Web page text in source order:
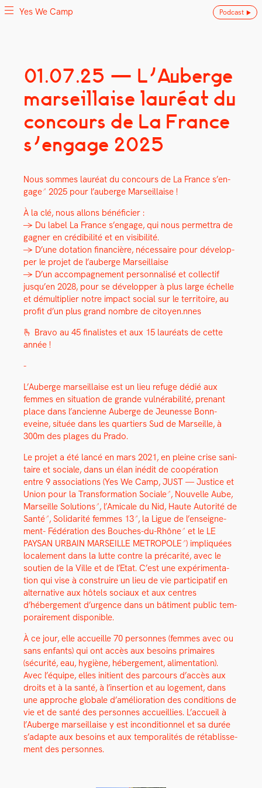
content
Yes We Camp
Utilisation inventive des espaces disponibles
01.07.25 — L’Auberge
marseillaise lauréat du
concours de La France
s’engage 2025
Nous sommes lau­réat du con­cours de La France s’en­
gage 2025 pour l’auberge Mar­seil­laise !
À la clé, nous allons béné­fici­er :
→ Du label La France s’engage, qui nous per­me­t­tra de
gag­n­er en crédi­bil­ité et en vis­i­bil­ité.
→ D’une dota­tion finan­cière, néces­saire pour dévelop­
per le pro­jet de l’auberge Mar­seil­laise
→ D’un accom­pa­g­ne­ment per­son­nal­isé et col­lec­tif
jusqu’en 2028, pour se dévelop­per à plus large échelle
et démul­ti­pli­er notre impact social sur le ter­ri­toire, au
prof­it d’un plus grand nom­bre de citoyen.nnes
🫰 Bra­vo au 45 final­istes et aux 15 lau­réats de cette
année !
-
L’Auberge mar­seil­laise est un lieu refuge dédié aux
femmes en sit­u­a­tion de grande vul­néra­bil­ité, prenant
place dans l’ancienne Auberge de Jeunesse Bon­n­
eveine, située dans les quartiers Sud de Mar­seille, à
300m des plages du Pra­do.
Le pro­jet a été lancé en mars 2021, en pleine crise san­i­
taire et sociale, dans un élan inédit de coopéra­tion
entre 9 asso­ci­a­tions (Yes We Camp, JUST — Jus­tice et
Union pour la Trans­for­ma­tion Sociale , Nou­velle Aube,
Mar­seille Solu­tions , l’Amicale du Nid, Haute Autorité de
San­té , Sol­i­dar­ité femmes 13 , la Ligue de l’en­seigne­
ment- Fédéra­tion des Bouch­es-du-Rhône et le LE
PAYSAN URBAIN MARSEILLE METROPOLE ) impliquées
locale­ment dans la lutte con­tre la pré­car­ité, avec le
sou­tien de la Ville et de l’Etat. C’est une expéri­men­ta­
tion qui vise à con­stru­ire un lieu de vie par­tic­i­patif en
alter­na­tive aux hôtels soci­aux et aux cen­tres
d’hébergement d’urgence dans un bâti­ment pub­lic tem­
po­raire­ment disponible.
À ce jour, elle accueille 70 per­son­nes (femmes avec ou
sans enfants) qui ont accès aux besoins pri­maires
(sécu­rité, eau, hygiène, héberge­ment, ali­men­ta­tion).
Avec l’équipe, elles ini­tient des par­cours d’accès aux
droits et à la san­té, à l’insertion et au loge­ment, dans
une approche glob­ale d’amélioration des con­di­tions de
vie et de san­té des per­son­nes accueil­lies. L’accueil à
l’Auberge mar­seil­laise y est incon­di­tion­nel et sa durée
s’adapte aux besoins et aux tem­po­ral­ités de rétab­lisse­
ment des per­son­nes.
Yes We Camp Podcast